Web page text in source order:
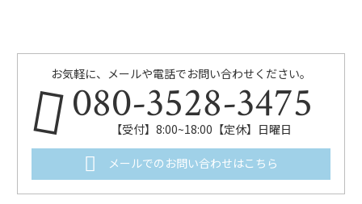
お気軽に、メールや電話でお問い合わせください。
080-3528-3475
【受付】8:00~18:00【定休】日曜日
メールでのお問い合わせはこちら